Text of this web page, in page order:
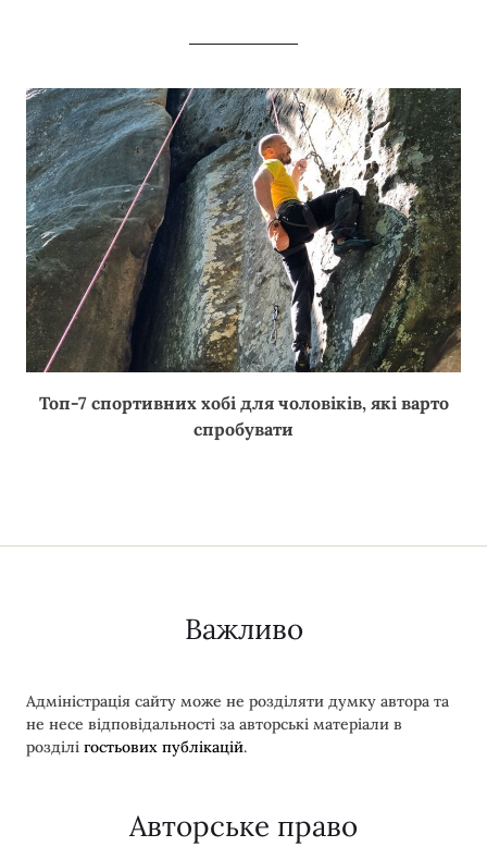
Топ-7 спортивних хобі для чоловіків, які варто
спробувати
Важливо
Адміністрація сайту може не розділяти думку автора та
не несе відповідальності за авторські матеріали в
розділі гостьових публікацій.
Авторське право